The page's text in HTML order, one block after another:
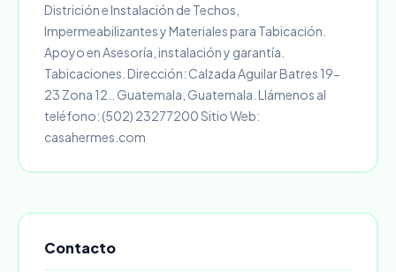
Districión e Instalación de Techos,
Impermeabilizantes y Materiales para Tabicación.
Apoyo en Asesoría, instalación y garantía.
Tabicaciones. Dirección: Calzada Aguilar Batres 19-
23 Zona 12.. Guatemala, Guatemala. Llámenos al
teléfono: (502) 23277200 Sitio Web:
casahermes.com
Contacto